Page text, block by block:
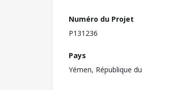
Numéro du Projet
P131236
Pays
Yémen, République du